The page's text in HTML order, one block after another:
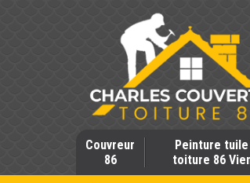
Couvreur
86
Peinture
toiture 86